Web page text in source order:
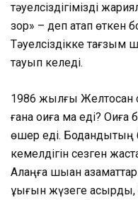
тәуелсіздігімізді
зор» – деп атап өткен
Тәуелсіздікке тағзым
тауып келеді.
1986 жылғы
ғана оқиға ма еді?
өшер еді. Бодандықтың
кемелдігін сезген
Алаңға шыққан
құқығын жүзеге